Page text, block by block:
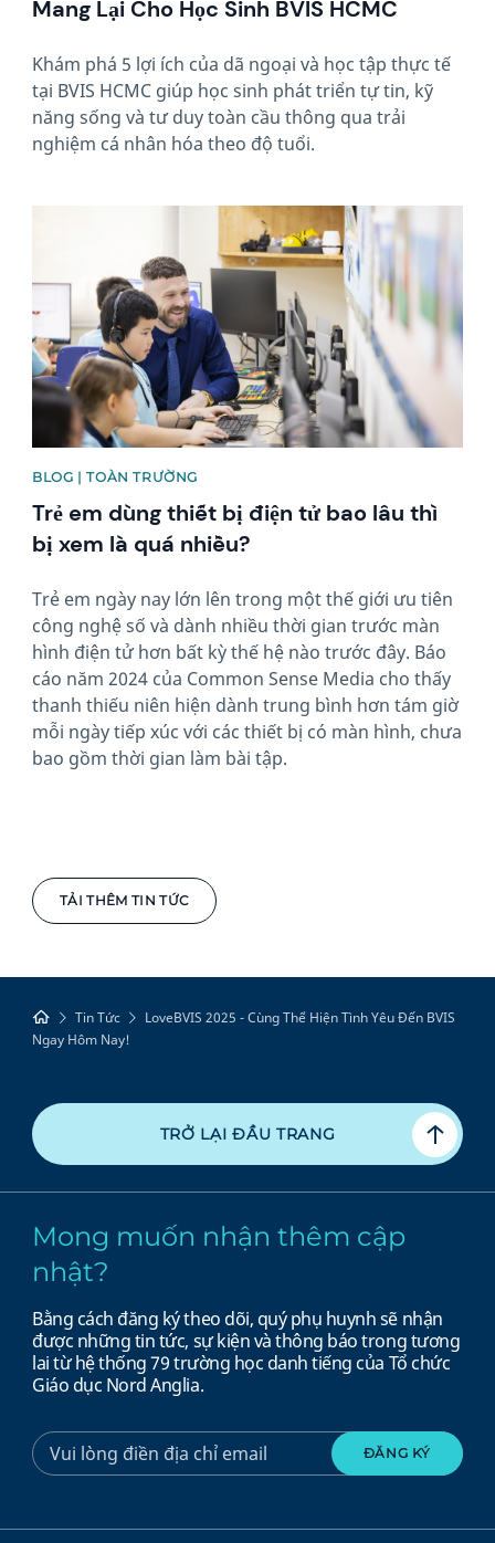
TẢI THÊM TIN TỨC
Mang Lại Cho Học Sinh BVIS HCMC
Khám phá 5 lợi ích của dã ngoại và học tập thực tế
tại BVIS HCMC giúp học sinh phát triển tự tin, kỹ
năng sống và tư duy toàn cầu thông qua trải
nghiệm cá nhân hóa theo độ tuổi.
BLOG | TOÀN TRƯỜNG
Trẻ em dùng thiết bị điện tử bao lâu thì
bị xem là quá nhiều?
Trẻ em ngày nay lớn lên trong một thế giới ưu tiên
công nghệ số và dành nhiều thời gian trước màn
hình điện tử hơn bất kỳ thế hệ nào trước đây. Báo
cáo năm 2024 của Common Sense Media cho thấy
thanh thiếu niên hiện dành trung bình hơn tám giờ
mỗi ngày tiếp xúc với các thiết bị có màn hình, chưa
bao gồm thời gian làm bài tập.
Tin Tức
LoveBVIS 2025 - Cùng Thể Hiện Tình Yêu Đến BVIS
Ngay Hôm Nay!
TRỞ LẠI ĐẦU TRANG
Mong muốn nhận thêm cập
nhật?
Bằng cách đăng ký theo dõi, quý phụ huynh sẽ nhận
được những tin tức, sự kiện và thông báo trong tương
lai từ hệ thống 79 trường học danh tiếng của Tổ chức
Giáo dục Nord Anglia.